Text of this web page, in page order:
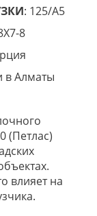
: 125/A5
8
в Алматы
(Петлас)
влияет на